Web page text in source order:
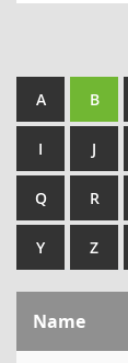
A B
I J
Q R
Y Z
Name